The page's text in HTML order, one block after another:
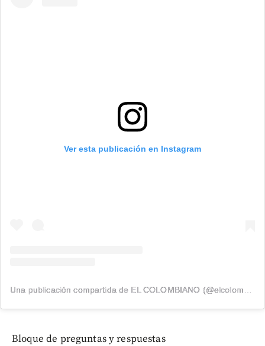
Ver esta publicación en Instagram
Bloque de preguntas y respuestas